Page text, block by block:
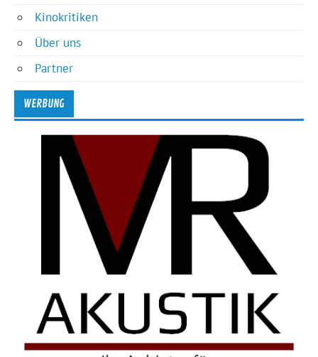
Kinokritiken
Über uns
Partner
WERBUNG